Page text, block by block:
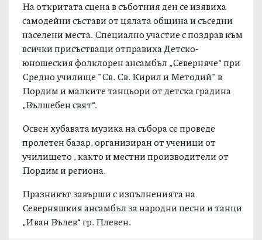
На откритата сцена в съботния ден се изявиха
самодейни състави от цялата община и съседни
населени места. Специално участие с поздрав към
всички присъстващи отправиха Детско-
юношеския фолклорен ансамбъл „Северняче“ при
Средно училище "Св. Св. Кирил и Методий" в
Пордим и малките танцьори от детска градина
„Вълшебен свят“.
Освен хубавата музика на събора се проведе
пролетен базар, организиран от ученици от
училището , както и местни производители от
Пордим и региона.
Празникът завърши с изпълненията на
Северняшкия ансамбъл за народни песни и танци
„Иван Вълев“ гр. Плевен.